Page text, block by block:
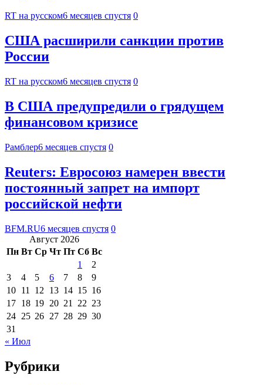
RT на русском6 месяцев спустя 0
США расширили санкции против
России
RT на русском6 месяцев спустя 0
В США предупредили о грядущем
финансовом кризисе
Рамблер6 месяцев спустя 0
Reuters: Евросоюз намерен ввести
постоянный запрет на импорт
российской нефти
BFM.RU6 месяцев спустя 0
Август 2026
Пн Вт Ср Чт Пт Сб Вс
1
2
3
4 5 6 7 8
9
10 11 12 13 14 15 16
17 18 19 20 21 22 23
24 25 26 27 28 29 30
31
« Июл
Рубрики